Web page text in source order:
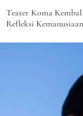
Teater Koma
Refleksi Kemanusiaan